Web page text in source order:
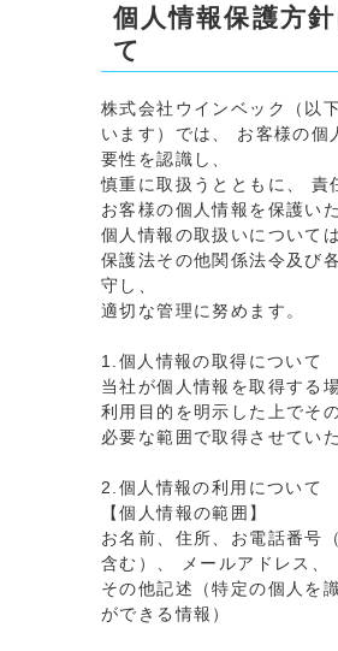
個人情報保護方
て
株式会社ウインベック（以
います）では、 お客様の個
要性を認識し、
慎重に取扱うとともに、 責
お客様の個人情報を保護い
個人情報の取扱いについて
保護法その他関係法令及び
守し、
適切な管理に努めます。
1.個人情報の取得について
当社が個人情報を取得する
利用目的を明示した上でそ
必要な範囲で取得させてい
2.個人情報の利用について
【個人情報の範囲】
お名前、住所、お電話番号
含む）、 メールアドレス、
その他記述（特定の個人を
ができる情報）